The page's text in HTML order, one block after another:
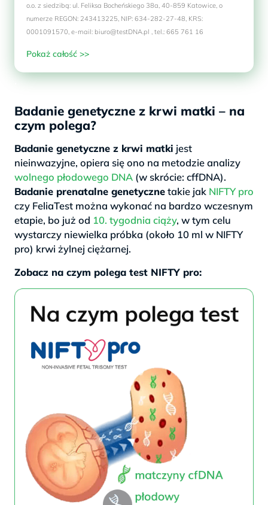
o.o. z siedzibą: ul. Feliksa Bocheńskiego 38a, 40-859 Katowice, o
numerze REGON: 243413225, NIP: 634-282-27-48, KRS:
0001091570, e-mail: biuro@testDNA.pl , tel.: 665 761 16
Pokaż całość >>
Badanie genetyczne z krwi matki – na
czym polega?
Badanie genetyczne z krwi matki jest
nieinwazyjne, opiera się ono na metodzie analizy
wolnego płodowego DNA (w skrócie: cffDNA).
Badanie prenatalne genetycznetakie jak NIFTY pro
czy FeliaTest można wykonać na bardzo wczesnym
etapie, bo już od 10. tygodnia ciąży, w tym celu
wystarczy niewielka próbka (około 10 ml w NIFTY
pro) krwi żylnej ciężarnej.
Zobacz na czym polega test NIFTY pro: